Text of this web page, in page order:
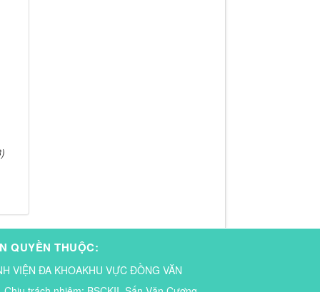
QUYỀN THUỘC:
VIỆN ĐA KHOAKHU VỰC ĐỒNG VĂN